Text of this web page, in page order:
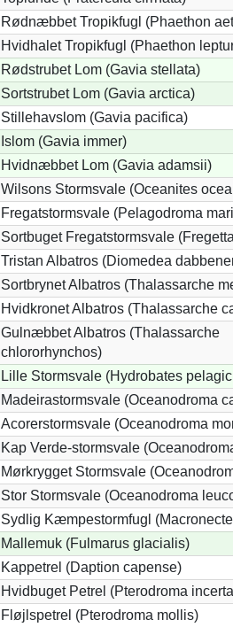
Rødnæbbet Tropikfugl (Phaethon
Hvidhalet Tropikfugl (Phaethon
Rødstrubet Lom (Gavia stellata)
Sortstrubet Lom (Gavia arctica)
Stillehavslom (Gavia pacifica)
Islom (Gavia immer)
Hvidnæbbet Lom (Gavia adamsii)
Wilsons Stormsvale (Oceanites
Fregatstormsvale (Pelagodroma
Sortbuget Fregatstormsvale
Tristan Albatros (Diomedea
Sortbrynet Albatros (Thalassarche
Hvidkronet Albatros (Thalassarche
Gulnæbbet Albatros (Thalassarche
chlororhynchos)
Lille Stormsvale (Hydrobates
Madeirastormsvale (Oceanodroma
Acorerstormsvale (Oceanodroma
Kap Verde-stormsvale
Mørkrygget Stormsvale
Stor Stormsvale (Oceanodroma
Sydlig Kæmpestormfugl
Mallemuk (Fulmarus glacialis)
Kappetrel (Daption capense)
Hvidbuget Petrel (Pterodroma
Fløjlspetrel (Pterodroma mollis)